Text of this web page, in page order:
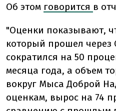
Об этом говорится в
"Оценки показывают,
который прошел через
сократился на 50
месяца года, а объем
вокруг Мыса Доброй
оценкам, вырос на 74